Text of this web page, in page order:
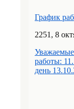
График
2251 , 8
работы:
день